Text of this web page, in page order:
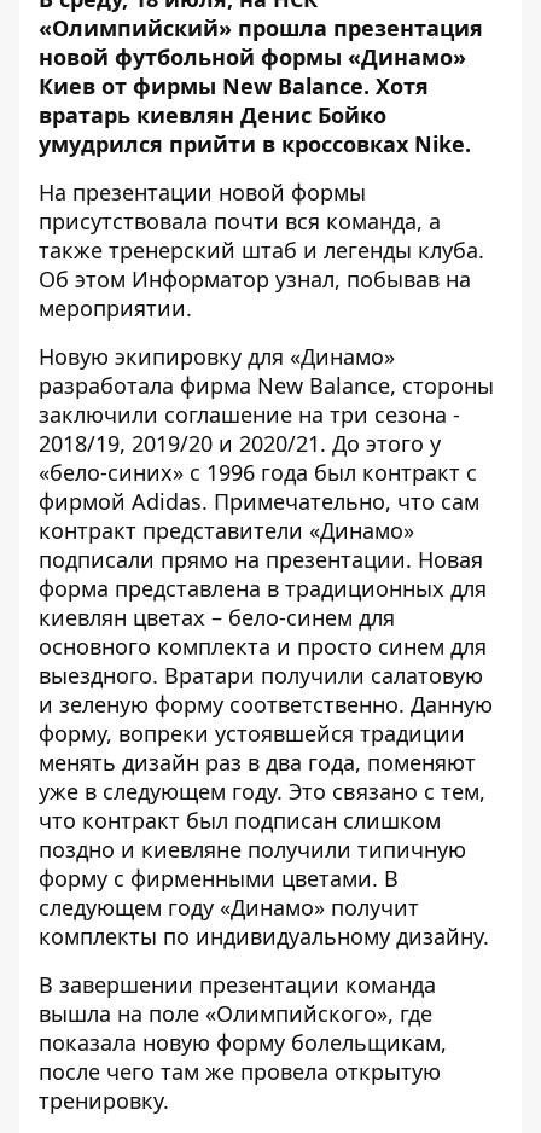
«Олимпийский» прошла презентация
новой футбольной формы «Динамо»
Киев от фирмы New Balance. Хотя
вратарь киевлян Денис Бойко
умудрился прийти в кроссовках Nike.
На презентации новой формы
присутствовала почти вся команда, а
также тренерский штаб и легенды клуба.
Об этом Информатор узнал, побывав на
мероприятии.
Новую экипировку для «Динамо»
разработала фирма New Balance, стороны
заключили соглашение на три сезона -
2018/19, 2019/20 и 2020/21. До этого у
«бело-синих» с 1996 года был контракт с
фирмой Adidas. Примечательно, что сам
контракт представители «Динамо»
подписали прямо на презентации. Новая
форма представлена в традиционных для
киевлян цветах – бело-синем для
основного комплекта и просто синем для
выездного. Вратари получили салатовую
и зеленую форму соответственно. Данную
форму, вопреки устоявшейся традиции
менять дизайн раз в два года, поменяют
уже в следующем году. Это связано с тем,
что контракт был подписан слишком
поздно и киевляне получили типичную
форму с фирменными цветами. В
следующем году «Динамо» получит
комплекты по индивидуальному дизайну.
В завершении презентации команда
вышла на поле «Олимпийского», где
показала новую форму болельщикам,
после чего там же провела открытую
тренировку.